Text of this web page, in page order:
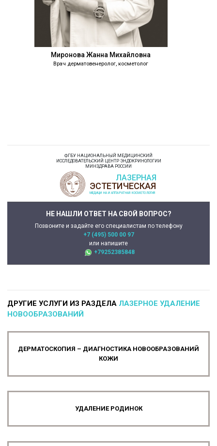
Миронова Жанна Михайловна
Врач дерматовенеролог, косметолог
ФГБУ НАЦИОНАЛЬНЫЙ МЕДИЦИНСКИЙ
ИССЛЕДОВАТЕЛЬСКИЙ ЦЕНТР ЭНДОКРИНОЛОГИИ
МИНЗДРАВА РОССИИ
НЕ НАШЛИ ОТВЕТ НА СВОЙ ВОПРОС?
Позвоните и задайте его специалистам по телефону
+7 (495) 500 00 97
или напишите
+79252385848
ДРУГИЕ УСЛУГИ ИЗ РАЗДЕЛА ЛАЗЕРНОЕ УДАЛЕНИЕ
НОВООБРАЗОВАНИЙ
ДЕРМАТОСКОПИЯ – ДИАГНОСТИКА НОВООБРАЗОВАНИЙ
КОЖИ
УДАЛЕНИЕ РОДИНОК